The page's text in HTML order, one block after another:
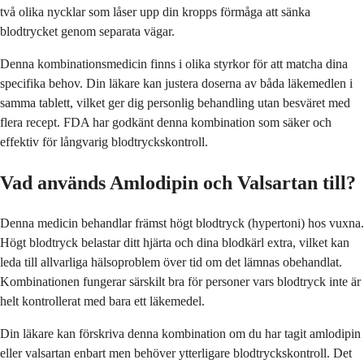
två olika nycklar som låser upp din kropps förmåga att sänka
blodtrycket genom separata vägar.
Denna kombinationsmedicin finns i olika styrkor för att matcha dina
specifika behov. Din läkare kan justera doserna av båda läkemedlen i
samma tablett, vilket ger dig personlig behandling utan besväret med
flera recept. FDA har godkänt denna kombination som säker och
effektiv för långvarig blodtryckskontroll.
Vad används Amlodipin och Valsartan till?
Denna medicin behandlar främst högt blodtryck (hypertoni) hos vuxna.
Högt blodtryck belastar ditt hjärta och dina blodkärl extra, vilket kan
leda till allvarliga hälsoproblem över tid om det lämnas obehandlat.
Kombinationen fungerar särskilt bra för personer vars blodtryck inte är
helt kontrollerat med bara ett läkemedel.
Din läkare kan förskriva denna kombination om du har tagit amlodipin
eller valsartan enbart men behöver ytterligare blodtryckskontroll. Det